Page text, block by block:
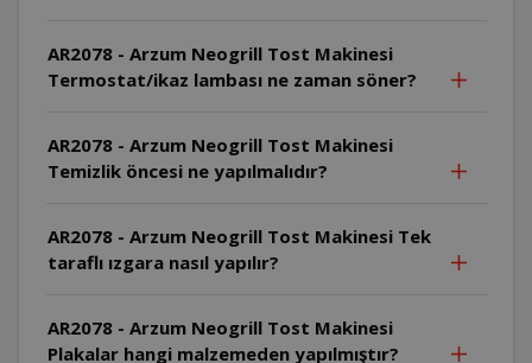
AR2078 - Arzum Neogrill Tost Makinesi
Termostat/ikaz lambası ne zaman söner?
AR2078 - Arzum Neogrill Tost Makinesi
Temizlik öncesi ne yapılmalıdır?
AR2078 - Arzum Neogrill Tost Makinesi Tek
taraflı ızgara nasıl yapılır?
AR2078 - Arzum Neogrill Tost Makinesi
Plakalar hangi malzemeden yapılmıştır?